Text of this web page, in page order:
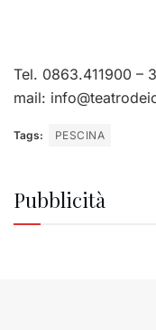
Tel. 0863.411900
mail:
Tags: PESCINA
Pubblicità